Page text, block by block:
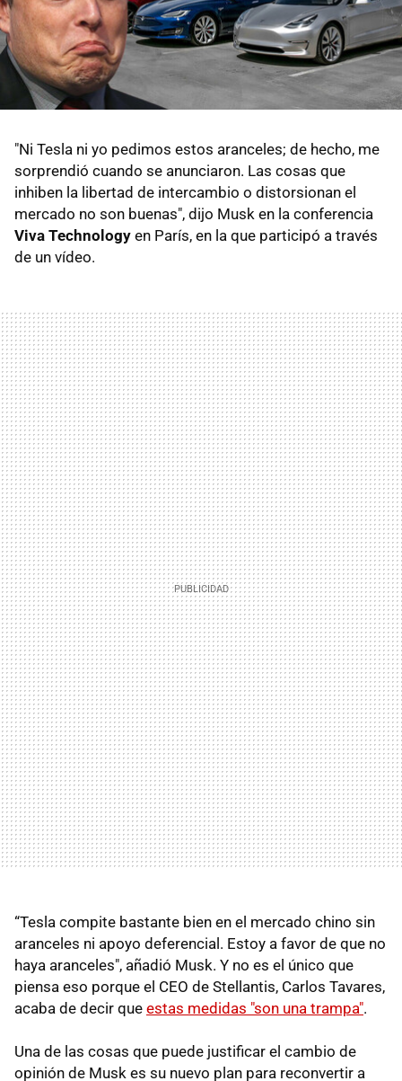
"Ni Tesla ni yo pedimos estos aranceles; de hecho, me
sorprendió cuando se anunciaron. Las cosas que
inhiben la libertad de intercambio o distorsionan el
mercado no son buenas", dijo Musk en la conferencia
Viva Technology en París, en la que participó a través
de un vídeo.
“Tesla compite bastante bien en el mercado chino sin
aranceles ni apoyo deferencial. Estoy a favor de que no
haya aranceles", añadió Musk. Y no es el único que
piensa eso porque el CEO de Stellantis, Carlos Tavares,
acaba de decir que estas medidas "son una trampa".
Una de las cosas que puede justificar el cambio de
opinión de Musk es su nuevo plan para reconvertir a